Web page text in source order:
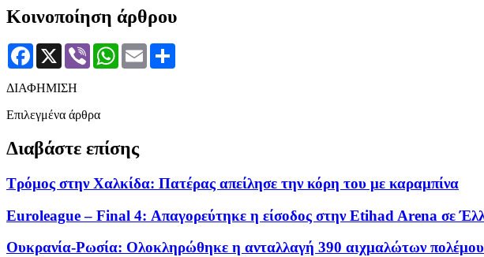
Κοινοποίηση άρθρου
Facebook
X Viber WhatsApp
Email
ΔΙΑΦΗΜΙΣΗ
Επιλεγμένα άρθρα
Διαβάστε επίσης
Τρόμος στην Χαλκίδα: Πατέρας απείλησε την κόρη του με καραμπίνα
Euroleague – Final 4: Απαγορεύτηκε η είσοδος στην Etihad Arena σε
Ουκρανία-Ρωσία: Ολοκληρώθηκε η ανταλλαγή 390 αιχμαλώτων